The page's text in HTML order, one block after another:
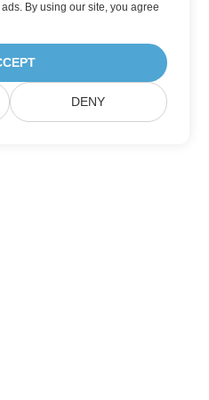
By using our site, you agree
DENY